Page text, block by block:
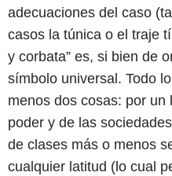
adecuaciones del caso
casos la túnica o el traje
y corbata” es, si bien de
símbolo universal. Todo
menos dos cosas: por un
poder y de las
de clases más o menos
cualquier latitud (lo cual